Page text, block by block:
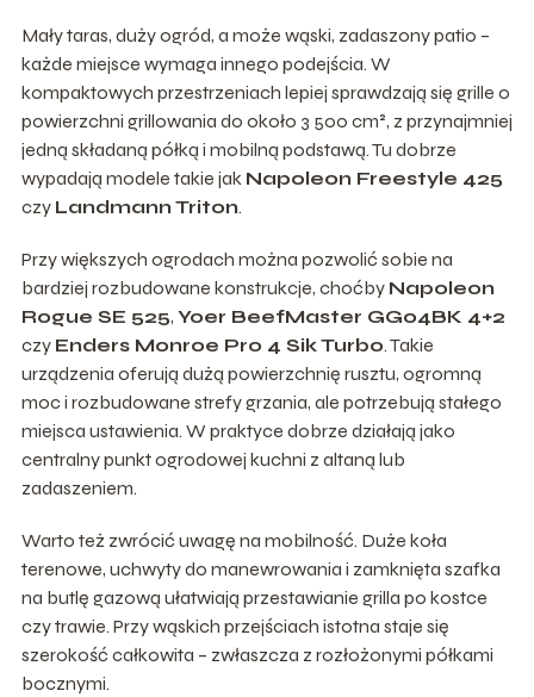
Mały taras, duży ogród, a może wąski, zadaszony patio –
każde miejsce wymaga innego podejścia. W
kompaktowych przestrzeniach lepiej sprawdzają się grille o
powierzchni grillowania do około 3 500 cm², z przynajmniej
jedną składaną półką i mobilną podstawą. Tu dobrze
wypadają modele takie jak Napoleon Freestyle 425
czy Landmann Triton.
Przy większych ogrodach można pozwolić sobie na
bardziej rozbudowane konstrukcje, choćby Napoleon
Rogue SE 525, Yoer BeefMaster GG04BK 4+2
czy Enders Monroe Pro 4 Sik Turbo. Takie
urządzenia oferują dużą powierzchnię rusztu, ogromną
moc i rozbudowane strefy grzania, ale potrzebują stałego
miejsca ustawienia. W praktyce dobrze działają jako
centralny punkt ogrodowej kuchni z altaną lub
zadaszeniem.
Warto też zwrócić uwagę na mobilność. Duże koła
terenowe, uchwyty do manewrowania i zamknięta szafka
na butlę gazową ułatwiają przestawianie grilla po kostce
czy trawie. Przy wąskich przejściach istotna staje się
szerokość całkowita – zwłaszcza z rozłożonymi półkami
bocznymi.